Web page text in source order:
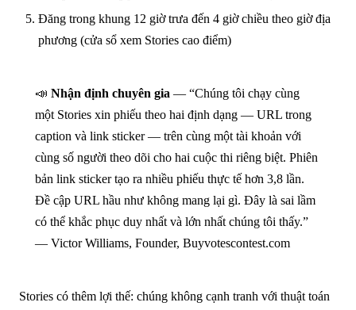
Đăng trong khung 12 giờ trưa đến 4 giờ chiều theo giờ địa
phương (cửa sổ xem Stories cao điểm)
📣 Nhận định chuyên gia — “Chúng tôi chạy cùng
một Stories xin phiếu theo hai định dạng — URL trong
caption và link sticker — trên cùng một tài khoản với
cùng số người theo dõi cho hai cuộc thi riêng biệt. Phiên
bản link sticker tạo ra nhiều phiếu thực tế hơn 3,8 lần.
Đề cập URL hầu như không mang lại gì. Đây là sai lầm
có thể khắc phục duy nhất và lớn nhất chúng tôi thấy.”
— Victor Williams, Founder, Buyvotescontest.com
Stories có thêm lợi thế: chúng không cạnh tranh với thuật toán